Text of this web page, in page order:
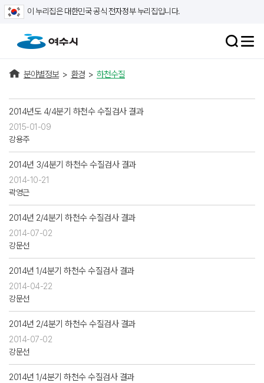
이 누리집은 대한민국 공식 전자정부 누리집입니다.
분야별정보 > 환경 > 하천수질
2014년도 4/4분기 하천수 수질검사 결과
2015-01-09
강용주
2014년 3/4분기 하천수 수질검사 결과
2014-10-21
곽영근
2014년 2/4분기 하천수 수질검사 결과
2014-07-02
강문선
2014년 1/4분기 하천수 수질검사 결과
2014-04-22
강문선
2014년 2/4분기 하천수 수질검사 결과
2014-07-02
강문선
2014년 1/4분기 하천수 수질검사 결과